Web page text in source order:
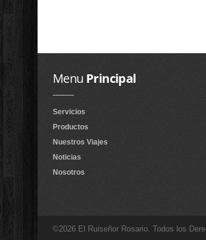
Menu Principal
Servicios
Productos
Nuestros Viajes
Noticias
Nosotros
©2026 El Ruiseñor Rosario. Todos los